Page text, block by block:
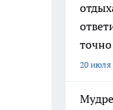
точно
20 июля